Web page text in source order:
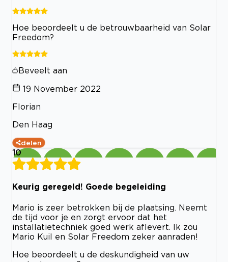
Hoe beoordeelt u de betrouwbaarheid van Solar
Freedom?
Beveelt aan
19 November 2022
Florian
Den Haag
delen
10
Keurig geregeld! Goede begeleiding
Mario is zeer betrokken bij de plaatsing. Neemt
de tijd voor je en zorgt ervoor dat het
installatietechniek goed werk aflevert. Ik zou
Mario Kuil en Solar Freedom zeker aanraden!
Hoe beoordeelt u de deskundigheid van uw